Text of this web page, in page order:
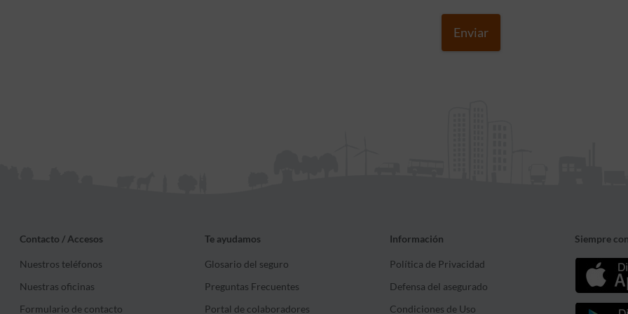
Enviar
Contacto / Accesos
Nuestros teléfonos
Nuestras oficinas
Formulario de contacto
Te ayudamos
Glosario del seguro
Preguntas Frecuentes
Portal de colaboradores
Información
Política de Privacidad
Defensa del asegurado
Condiciones de Uso
Siempre